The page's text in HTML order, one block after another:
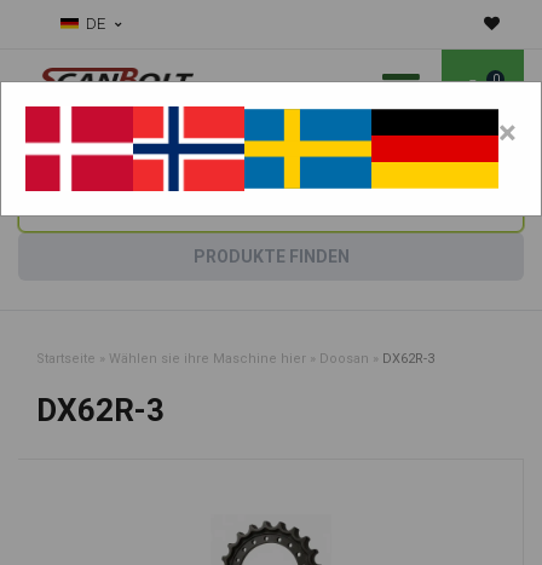
DE
0
Benötigen Sie Hilfe bei Verschleißteilen?Maschine wählen:
PRODUKTE FINDEN
Startseite » Wählen sie ihre Maschine hier » Doosan » DX62R-3
DX62R-3
×